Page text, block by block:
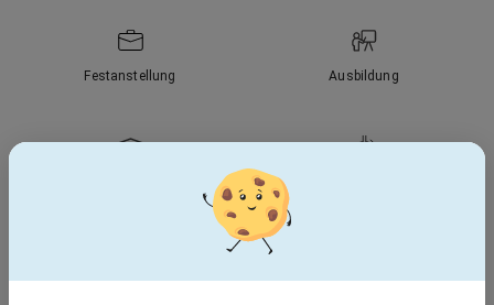
Festanstellung Ausbildung